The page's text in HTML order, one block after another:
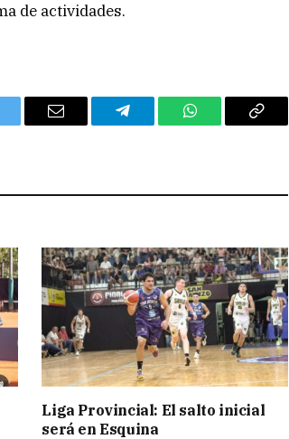
de actividades.
Email Telegram WhatsAppCopy
Liga Provincial: El salto inicial
será en Esquina